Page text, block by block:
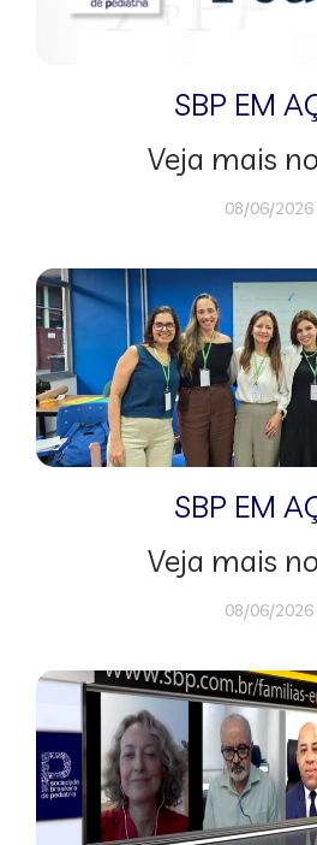
SBP EM
Veja mais
08/06/2026
SBP EM
Veja mais
08/06/2026